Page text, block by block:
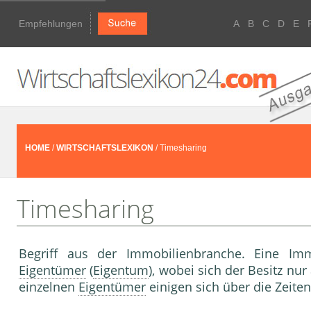
Empfehlungen A B C D E
HOME /WIRTSCHAFTSLEXIKON / Timesharing
Timesharing
Begriff aus der Immobilienbranche. Eine
Eigentümer (Eigentum), wobei sich der Besitz
einzelnen Eigentümer einigen sich über die